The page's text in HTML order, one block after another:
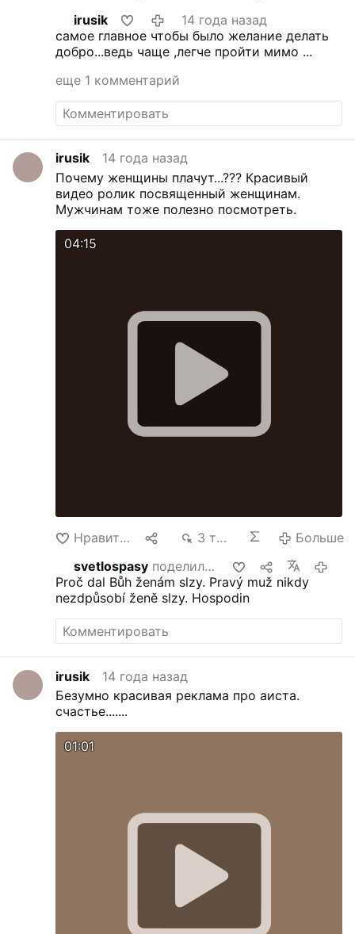
irusik
14 года назад
самое главное чтобы было желание делать
добро...ведь чаще ,легче пройти мимо ...
еще 1 комментарий
irusik
14 года назад
Почему женщины плачут...??? Красивый
видео ролик посвященный женщинам.
Мужчинам тоже полезно посмотреть.
04:15
Нравится 3 тыс.
Больше
svetlospasyподелился этим
Proč dal Bůh ženám slzy. Pravý muž nikdy
nezdpůsobí ženě slzy. Hospodin
irusik
14 года назад
Безумно красивая реклама про аиста.
счастье.......
01:01